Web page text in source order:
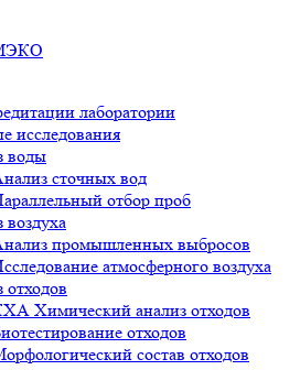
лаборатории
исследования
воды
сточных вод
отбор проб
промышленных выбросов
атмосферного воздуха
Химический анализ отходов
отходов
состав отходов